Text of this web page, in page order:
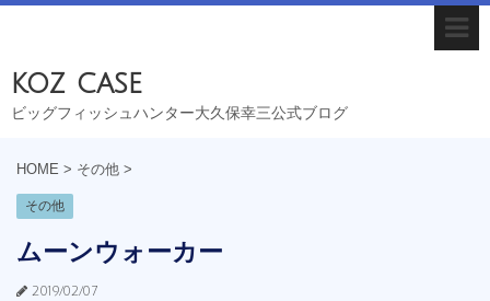
koz case
ビッグフィッシュハンター大久保幸三公式ブログ
HOME > その他 >
その他
ムーンウォーカー
2019/02/07